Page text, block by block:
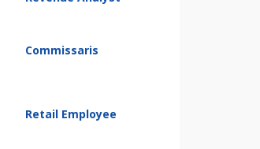
Commissaris
Retail Employee